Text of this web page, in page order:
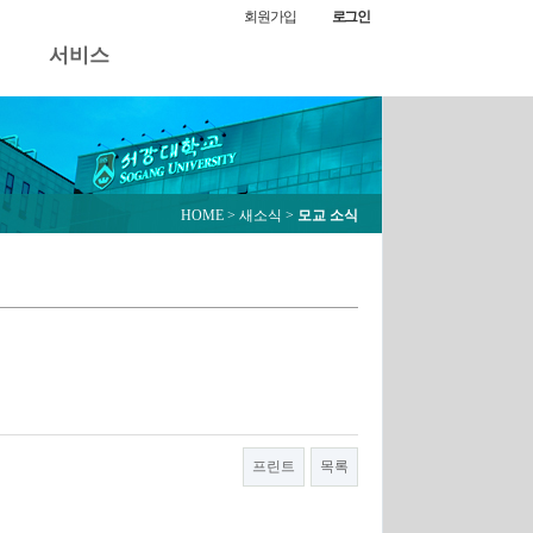
서비스
회원가입 로그인
HOME > 새소식 > 모교 소식
프린트 목록